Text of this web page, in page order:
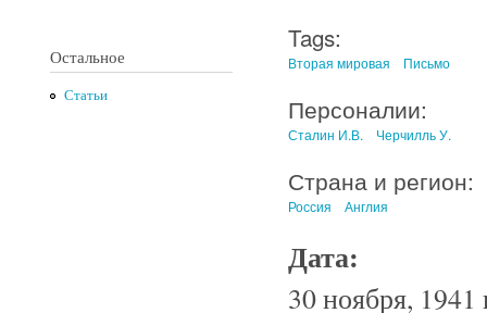
Остальное
Статьи
Tags:
Вторая мировая Письмо
Персоналии:
Сталин И.В. Черчилль У.
Страна и регион:
Россия Англия
Дата:
30 ноября, 1941